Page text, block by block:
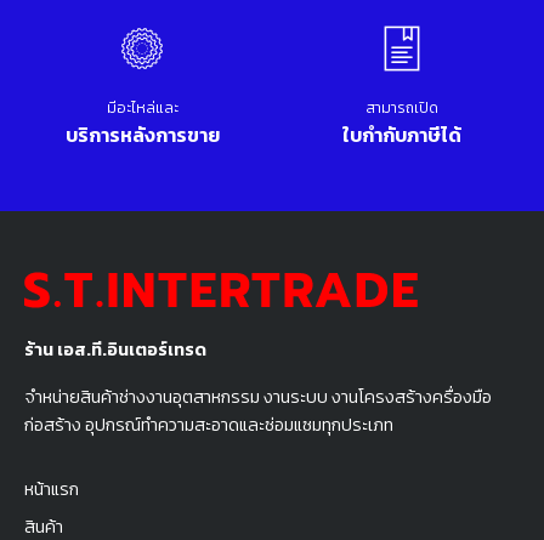
ร้าน เอส.ที.อินเตอร์เทรด
จำหน่ายสินค้าช่างงานอุตสาหกรรม งานระบบ งานโครงสร้างครื่องมือ
ก่อสร้าง อุปกรณ์ทำความสะอาดและซ่อมแซมทุกประเภท
หน้าแรก
สินค้า
มีอะไหล่และ
บริการหลังการขาย
สามารถเปิด
ใบกำกับภาษีได้